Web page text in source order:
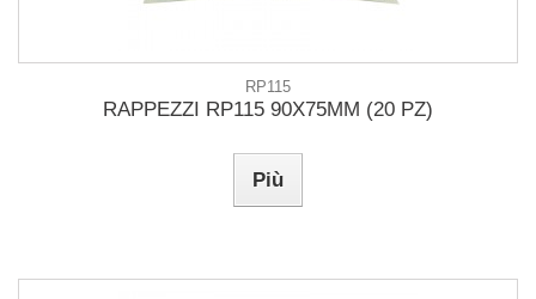
RP115
RAPPEZZI RP115 90X75MM (20 PZ)
Più